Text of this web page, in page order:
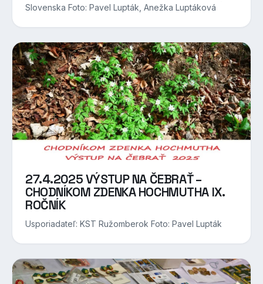
Slovenska Foto: Pavel Lupták, Anežka Luptáková
27.4.2025 VÝSTUP NA ČEBRAŤ –
CHODNÍKOM ZDENKA HOCHMUTHA IX.
ROČNÍK
Usporiadateľ: KST Ružomberok Foto: Pavel Lupták